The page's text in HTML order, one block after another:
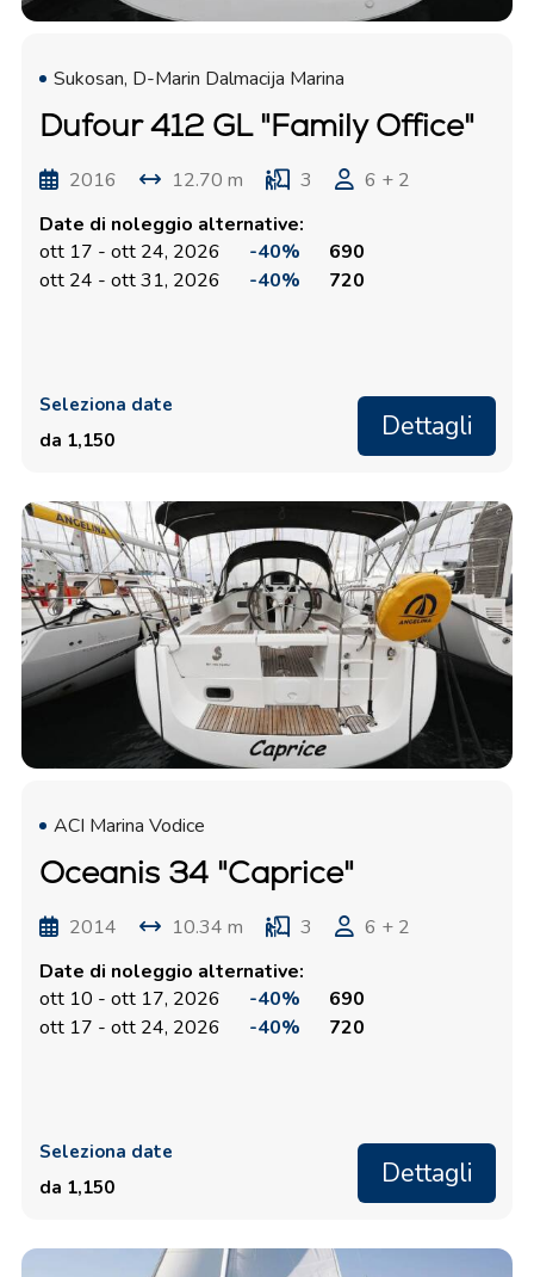
Sukosan, D-Marin Dalmacija Marina
Dufour 412 GL "Family Office"
2016 12.70 m 3
6 + 2
Date di noleggio alternative:
ott 17 - ott 24, 2026
-40%
690
ott 24 - ott 31, 2026
-40% 720
Seleziona date
da 1,150
Dettagli
ACI Marina Vodice
Oceanis 34 "Caprice"
2014 10.34 m 3
6 + 2
Date di noleggio alternative:
ott 10 - ott 17, 2026
-40%
690
ott 17 - ott 24, 2026
-40% 720
Seleziona date
da 1,150
Dettagli